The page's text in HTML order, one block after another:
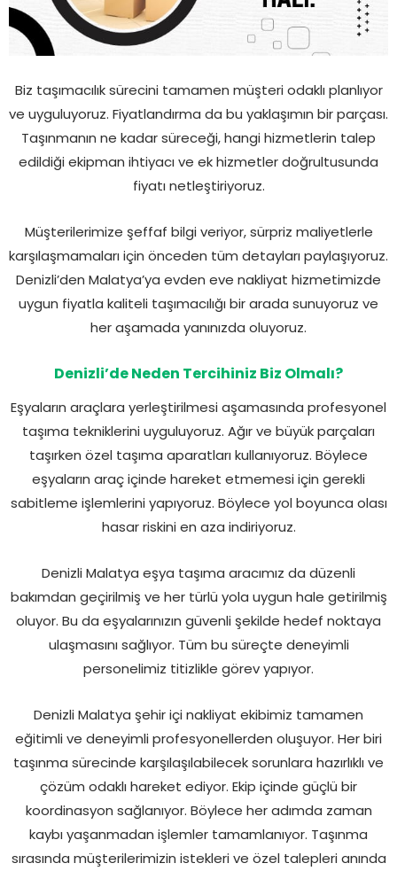
Biz taşımacılık sürecini tamamen müşteri odaklı planlıyor
ve uyguluyoruz. Fiyatlandırma da bu yaklaşımın bir parçası.
Taşınmanın ne kadar süreceği, hangi hizmetlerin talep
edildiği ekipman ihtiyacı ve ek hizmetler doğrultusunda
fiyatı netleştiriyoruz.
Müşterilerimize şeffaf bilgi veriyor, sürpriz maliyetlerle
karşılaşmamaları için önceden tüm detayları paylaşıyoruz.
Denizli’den Malatya’ya evden eve nakliyat hizmetimizde
uygun fiyatla kaliteli taşımacılığı bir arada sunuyoruz ve
her aşamada yanınızda oluyoruz.
Denizli’de Neden Tercihiniz Biz Olmalı?
Eşyaların araçlara yerleştirilmesi aşamasında profesyonel
taşıma tekniklerini uyguluyoruz. Ağır ve büyük parçaları
taşırken özel taşıma aparatları kullanıyoruz. Böylece
eşyaların araç içinde hareket etmemesi için gerekli
sabitleme işlemlerini yapıyoruz. Böylece yol boyunca olası
hasar riskini en aza indiriyoruz.
Denizli Malatya eşya taşıma aracımız da düzenli
bakımdan geçirilmiş ve her türlü yola uygun hale getirilmiş
oluyor. Bu da eşyalarınızın güvenli şekilde hedef noktaya
ulaşmasını sağlıyor. Tüm bu süreçte deneyimli
personelimiz titizlikle görev yapıyor.
Denizli Malatya şehir içi nakliyat ekibimiz tamamen
eğitimli ve deneyimli profesyonellerden oluşuyor. Her biri
taşınma sürecinde karşılaşılabilecek sorunlara hazırlıklı ve
çözüm odaklı hareket ediyor. Ekip içinde güçlü bir
koordinasyon sağlanıyor. Böylece her adımda zaman
kaybı yaşanmadan işlemler tamamlanıyor. Taşınma
sırasında müşterilerimizin istekleri ve özel talepleri anında